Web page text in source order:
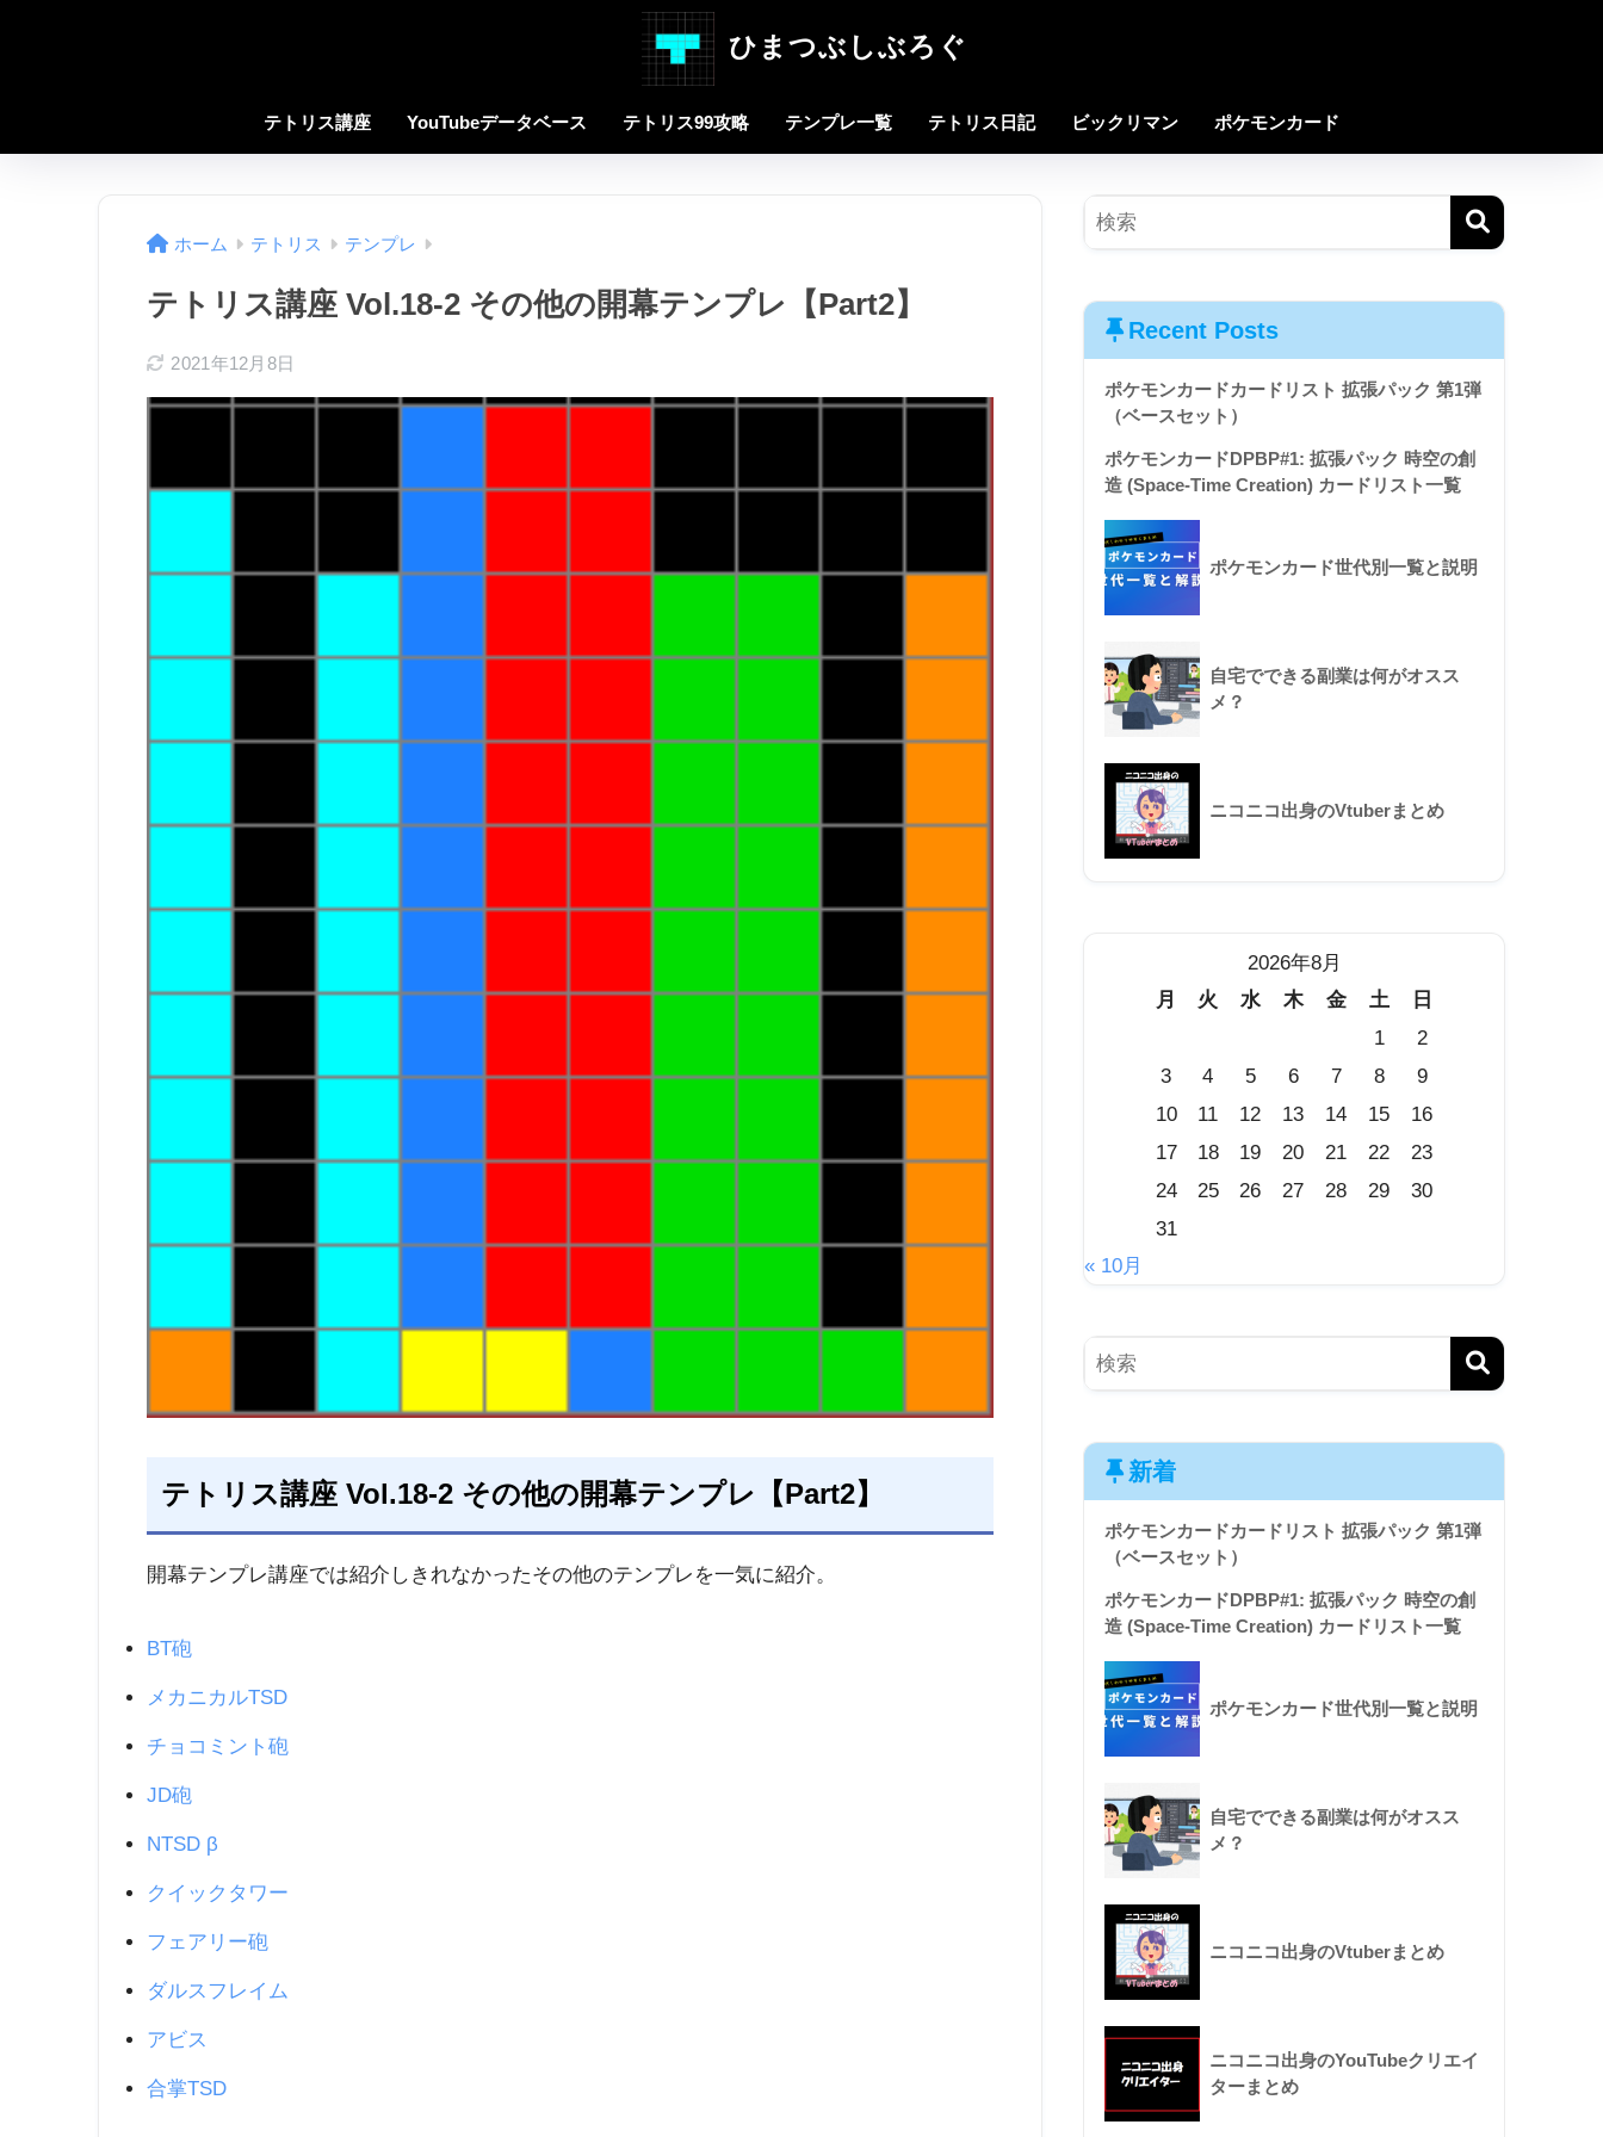
ひまつぶしぶろぐ
テトリス講座 YouTubeデータベース テトリス99攻略 テンプレ一覧 テトリス日記 ビックリマン ポケモンカード
ホーム テトリス テンプレ
テトリス講座 Vol.18-2 その他の開幕テンプレ【Part2】
2021年12月8日
テトリス講座 Vol.18-2 その他の開幕テンプレ【Part2】
開幕テンプレ講座では紹介しきれなかったその他のテンプレを一気に紹介。
BT砲
メカニカルTSD
チョコミント砲
JD砲
NTSD β
クイックタワー
フェアリー砲
ダルスフレイム
アビス
合掌TSD
Recent Posts
ポケモンカードカードリスト 拡張パック 第1弾
（ベースセット）
ポケモンカードDPBP#1: 拡張パック 時空の創
造 (Space-Time Creation) カードリスト一覧
ポケモンカード世代別一覧と説明
自宅でできる副業は何がオスス
メ？
ニコニコ出身のVtuberまとめ
2026年8月
月
火 水 木 金 土
日
1
2
3
4 5 6 7 8
9
10
11 12 13 14 15
16
17
18 19 20 21 22
23
24
25 26 27 28 29
30
31
« 10月
新着
ポケモンカードカードリスト 拡張パック 第1弾
（ベースセット）
ポケモンカードDPBP#1: 拡張パック 時空の創
造 (Space-Time Creation) カードリスト一覧
ポケモンカード世代別一覧と説明
自宅でできる副業は何がオスス
メ？
ニコニコ出身のVtuberまとめ
ニコニコ出身のYouTubeクリエイ
ターまとめ